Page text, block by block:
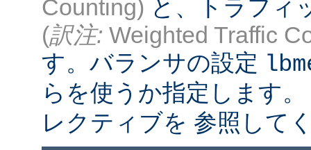
Counting) と、トラフィ
(訳注: Weighted Traffic
す。バランサの設定
らを使うか指定します
レクティブを 参照して